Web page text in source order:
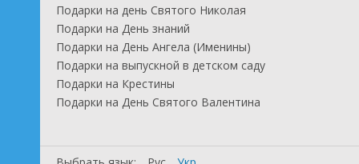
Подарки на день Святого Николая
Подарки на День знаний
Подарки на День Ангела (Именины)
Подарки на выпускной в детском саду
Подарки на Крестины
Подарки на День Святого Валентина